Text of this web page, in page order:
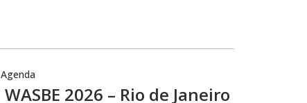
Agenda
WASBE 2026 – Rio de Janeiro